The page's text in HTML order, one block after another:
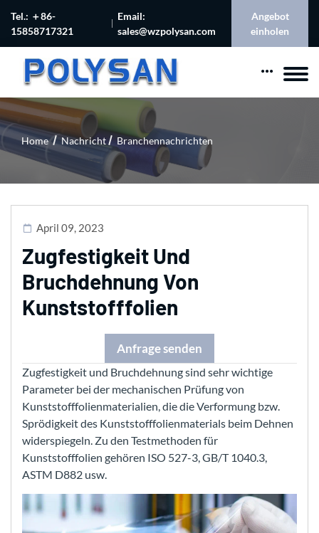
Tel.: ＋86-
15858717321
Email:
sales@wzpolysan.com
Angebot
einholen
Home Nachricht Branchennachrichten
April 09, 2023
Zugfestigkeit Und
Bruchdehnung Von
Kunststofffolien
Anfrage senden
Zugfestigkeit und Bruchdehnung sind sehr wichtige
Parameter bei der mechanischen Prüfung von
Kunststofffolienmaterialien, die die Verformung bzw.
Sprödigkeit des Kunststofffolienmaterials beim Dehnen
widerspiegeln. Zu den Testmethoden für
Kunststofffolien gehören ISO 527-3, GB/T 1040.3,
ASTM D882 usw.